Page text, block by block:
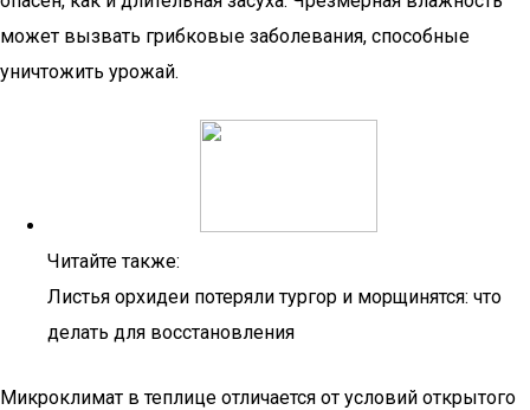
может вызвать грибковые заболевания, способные
уничтожить урожай.
Читайте также:
Листья орхидеи потеряли тургор и морщинятся: что
делать для восстановления
Микроклимат в теплице отличается от условий открытого